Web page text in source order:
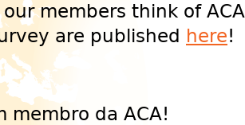
members think of
are published here!
membro da ACA!